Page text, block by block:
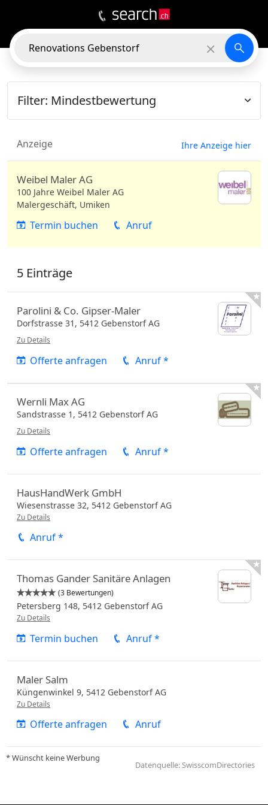
Filter: Mindestbewertung
Ihre Anzeige hier
Anzeige
Weibel Maler AG
100 Jahre Weibel Maler AG
Malergeschäft, Umiken
Termin buchen Anruf
5 Einträge

Parolini & Co. Gipser-Maler
Dorfstrasse 31, 5412 Gebenstorf AG
Zu Details
Offerte anfragen Anruf *

Wernli Max AG
Sandstrasse 1, 5412 Gebenstorf AG
Zu Details
Offerte anfragen Anruf *
HausHandWerk GmbH
Wiesenstrasse 32, 5412 Gebenstorf AG
Zu Details
Anruf *

Thomas Gander Sanitäre Anlagen

 (3 Bewertungen)
Petersberg 148, 5412 Gebenstorf AG
Zu Details
Termin buchen Anruf *
Maler Salm
Küngenwinkel 9, 5412 Gebenstorf AG
Zu Details
Offerte anfragen Anruf
* Wünscht keine Werbung
Datenquelle: SwisscomDirectories